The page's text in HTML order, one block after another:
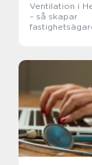
Ventilation i
– så skapar